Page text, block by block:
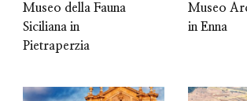
Museo della Fauna
Siciliana in
Pietraperzia
Museo
in Enna